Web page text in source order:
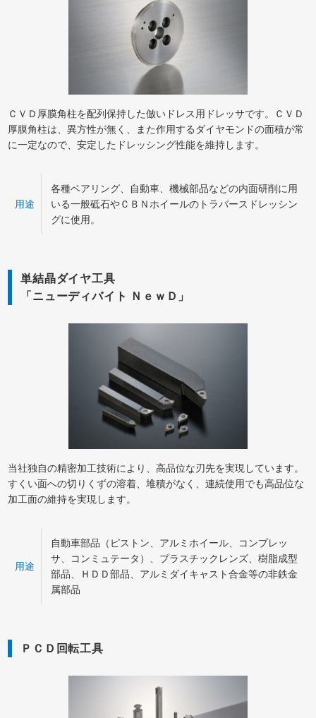
ＣＶＤ厚膜角柱を配列保持した倣いドレス用ドレッサです。ＣＶＤ
厚膜角柱は、異方性が無く、また作用するダイヤモンドの面積が常
に一定なので、安定したドレッシング性能を維持します。
用途
各種ベアリング、自動車、機械部品などの内面研削に用
いる一般砥石やＣＢＮホイールのトラバースドレッシン
グに使用。
単結晶ダイヤ工具
「ニューディバイト ＮｅｗＤ」
当社独自の精密加工技術により、高品位な刃先を実現しています。
すくい面への切りくずの溶着、堆積がなく、連続使用でも高品位な
加工面の維持を実現します。
用途
自動車部品（ピストン、アルミホイール、コンプレッ
サ、コンミュテータ）、プラスチックレンズ、樹脂成型
部品、ＨＤＤ部品、アルミダイキャスト合金等の非鉄金
属部品
ＰＣＤ回転工具